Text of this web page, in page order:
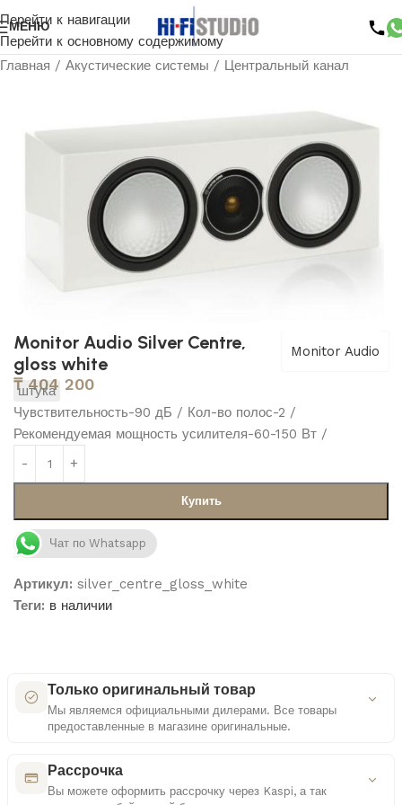
Перейти к навигации
Перейти к основному содержимому
МЕНЮ
Главная / Акустические системы / Центральный канал
Monitor Audio Silver Centre,
gloss white
Monitor Audio
₸404 200
штука
Чувствительность-90 дБ / Кол-во полос-2 /
Рекомендуемая мощность усилителя-60-150 Вт /
Купить
Чат по Whatsapp
Артикул: silver_centre_gloss_white
Теги: в наличии
Только оригинальный товар
Мы являемся официальными дилерами. Все товары
предоставленные в магазине оригинальные.
Рассрочка
Вы можете оформить рассрочку через Kaspi, а так